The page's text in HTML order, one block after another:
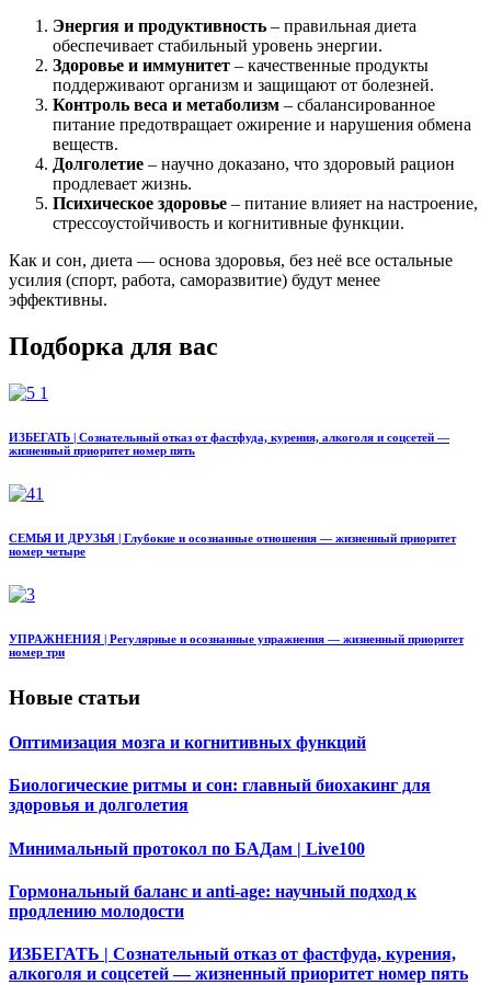
Энергия и продуктивность – правильная диета
обеспечивает стабильный уровень энергии.
Здоровье и иммунитет – качественные продукты
поддерживают организм и защищают от болезней.
Контроль веса и метаболизм – сбалансированное
питание предотвращает ожирение и нарушения обмена
веществ.
Долголетие – научно доказано, что здоровый рацион
продлевает жизнь.
Психическое здоровье – питание влияет на настроение,
стрессоустойчивость и когнитивные функции.
Как и сон, диета — основа здоровья, без неё все остальные
усилия (спорт, работа, саморазвитие) будут менее
эффективны.
Подборка для вас
ИЗБЕГАТЬ | Сознательный отказ от фастфуда, курения, алкоголя и соцсетей —
жизненный приоритет номер пять
СЕМЬЯ И ДРУЗЬЯ | Глубокие и осознанные отношения — жизненный приоритет
номер четыре
УПРАЖНЕНИЯ | Регулярные и осознанные упражнения — жизненный приоритет
номер три
Новые статьи
Оптимизация мозга и когнитивных функций
Биологические ритмы и сон: главный биохакинг для
здоровья и долголетия
Минимальный протокол по БАДам | Live100
Гормональный баланс и anti-age: научный подход к
продлению молодости
ИЗБЕГАТЬ | Сознательный отказ от фастфуда, курения,
алкоголя и соцсетей — жизненный приоритет номер пять